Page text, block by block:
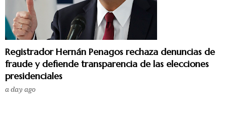
Registrador Hernán Penagos rechaza denuncias de
fraude y defiende transparencia de las elecciones
presidenciales
a day ago